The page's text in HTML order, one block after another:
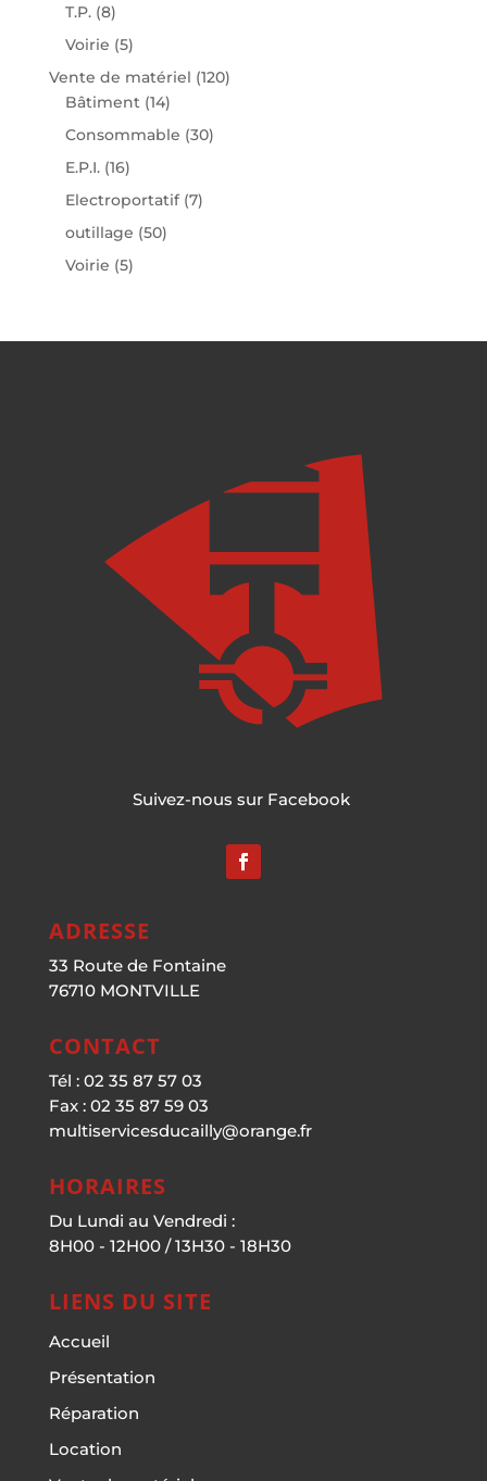
T.P. (8)
Voirie (5)
Vente de matériel (120)
Bâtiment (14)
Consommable (30)
E.P.I. (16)
Electroportatif (7)
outillage (50)
Voirie (5)
Suivez-nous sur Facebook
ADRESSE
33 Route de Fontaine
76710 MONTVILLE
CONTACT
Tél : 02 35 87 57 03
Fax : 02 35 87 59 03
multiservicesducailly@orange.fr
HORAIRES
Du Lundi au Vendredi :
8H00 - 12H00 / 13H30 - 18H30
LIENS DU SITE
Accueil
Présentation
Réparation
Location